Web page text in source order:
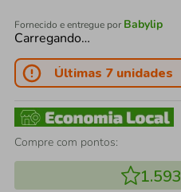
Fornecido e entregue por Babylip
Carregando…
Últimas 7 unidades
Compre com pontos:
1.593